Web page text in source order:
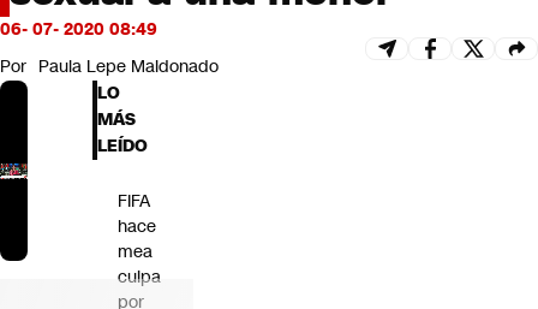
Futuro 360
06- 07- 2020 08:49
Por Paula Lepe Maldonado
LO
MÁS
LEÍDO
FIFA
hace
mea
culpa
por